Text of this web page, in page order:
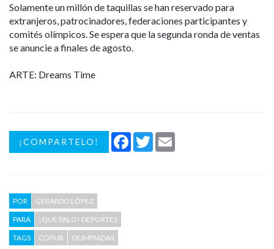
Solamente un millón de taquillas se han reservado para
extranjeros, patrocinadores, federaciones participantes y
comités olímpicos. Se espera que la segunda ronda de ventas
se anuncie a finales de agosto.
ARTE: Dreams Time
¡COMPARTELO! Facebook
Twitter
POR
GERARDO LÓPEZ
PARA
¡QUE PALO! DEPORTES
TAGS
COPUR OLIMPIADAS